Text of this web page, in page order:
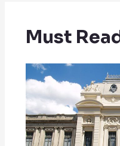
Must